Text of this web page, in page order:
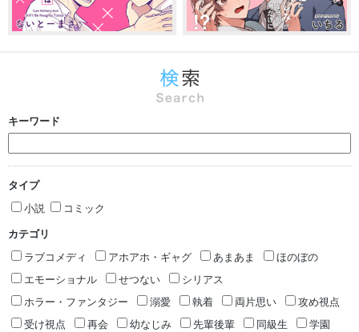
キーワード
タイプ
小説
コミック
カテゴリ
ラブコメディ
アホアホ・ギャグ あまあま
ほのぼの
エモーショナル
せつない
シリアス
ホラー・ファンタジー
溺愛 執着 両片思い
攻め視点
受け視点
再会 幼なじみ 先輩後輩 同級生
学園